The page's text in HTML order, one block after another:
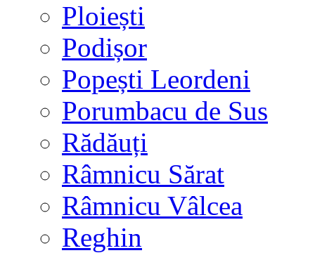
Ploiești
Podișor
Popești Leordeni
Porumbacu de Sus
Rădăuți
Râmnicu Sărat
Râmnicu Vâlcea
Reghin